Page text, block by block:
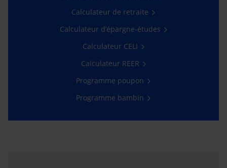
Calculateur de retraite
Calculateur d’épargne-études
Calculateur CELI
Calculateur REER
Programme poupon
Programme bambin